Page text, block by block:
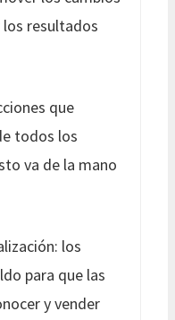
los resultados
que
todos los
va de la mano
los
para que las
y vender